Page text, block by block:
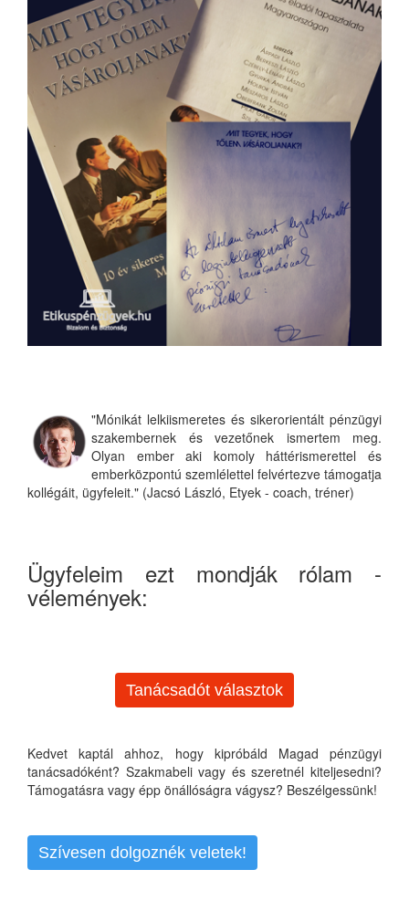
"Mónikát lelkiismeretes és sikerorientált pénzügyi
szakembernek és vezetőnek ismertem meg.
Olyan ember aki komoly háttérismerettel és
emberközpontú szemlélettel felvértezve támogatja
kollégáit, ügyfeleit." (Jacsó László, Etyek - coach, tréner)
Ügyfeleim ezt mondják rólam -
vélemények:
Tanácsadót választok
Kedvet kaptál ahhoz, hogy kipróbáld Magad pénzügyi
tanácsadóként? Szakmabeli vagy és szeretnél kiteljesedni?
Támogatásra vagy épp önállóságra vágysz? Beszélgessünk!
Szívesen dolgoznék veletek!